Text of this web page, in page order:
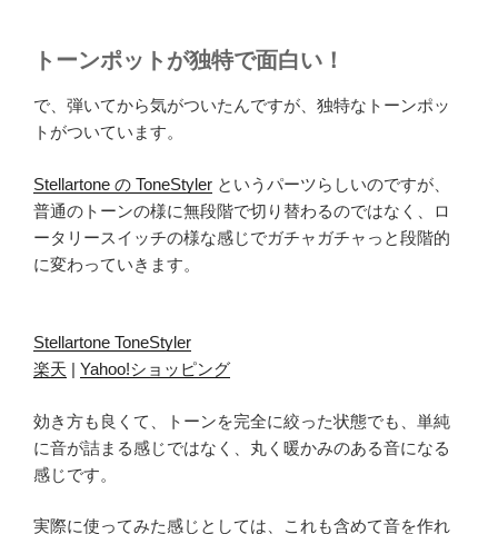
トーンポットが独特で面白い！
で、弾いてから気がついたんですが、独特なトーンポッ
トがついています。
Stellartone の ToneStyler というパーツらしいのですが、
普通のトーンの様に無段階で切り替わるのではなく、ロ
ータリースイッチの様な感じでガチャガチャっと段階的
に変わっていきます。
Stellartone ToneStyler
楽天 | Yahoo!ショッピング
効き方も良くて、トーンを完全に絞った状態でも、単純
に音が詰まる感じではなく、丸く暖かみのある音になる
感じです。
実際に使ってみた感じとしては、これも含めて音を作れ